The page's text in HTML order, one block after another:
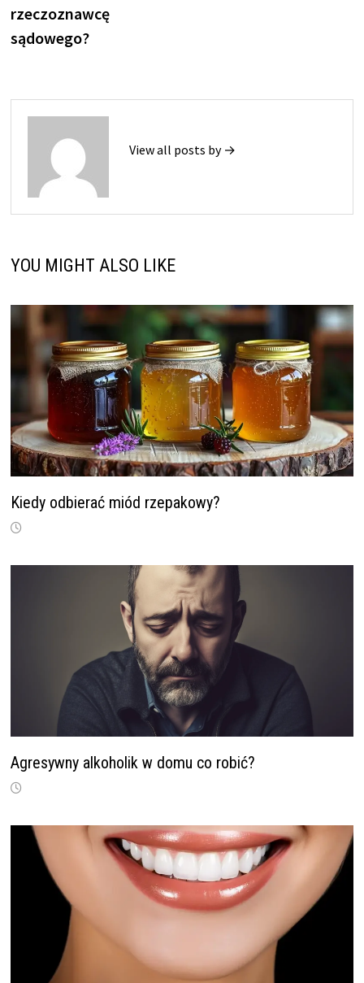
rzeczoznawcę
sądowego?
View all posts by →
YOU MIGHT ALSO LIKE
Kiedy odbierać miód rzepakowy?
Agresywny alkoholik w domu co robić?